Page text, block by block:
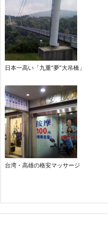
日本一高い「九重“夢”大吊橋」
台湾・高雄の格安マッサージ